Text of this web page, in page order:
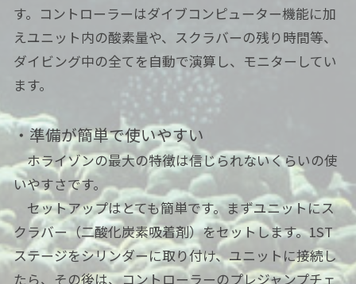
す。コントローラーはダイブコンピューター機能に加
えユニット内の酸素量や、スクラバーの残り時間等、
ダイビング中の全てを自動で演算し、モニターしてい
ます。
・準備が簡単で使いやすい
ホライゾンの最大の特徴は信じられないくらいの使
いやすさです。
セットアップはとても簡単です。まずユニットにス
クラバー（二酸化炭素吸着剤）をセットします。1ST
ステージをシリンダーに取り付け、ユニットに接続し
たら、その後は、コントローラーのプレジャンプチェ